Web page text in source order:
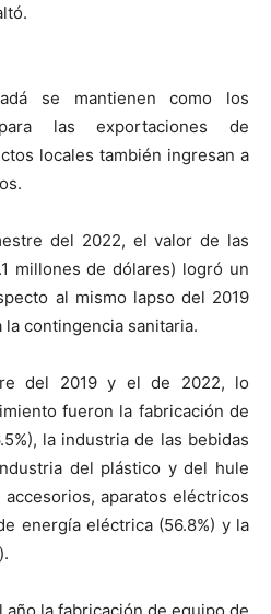
se mantienen como los
las exportaciones de
locales también ingresan a
del 2022, el valor de las
millones de dólares) logró un
al mismo lapso del 2019
la contingencia sanitaria.
del 2019 y el de 2022, lo
fueron la fabricación de
la industria de las bebidas
del plástico y del hule
aparatos eléctricos
energía eléctrica (56.8%) y la
la fabricación de equipo de